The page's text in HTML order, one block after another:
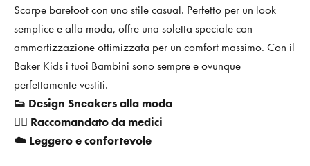
Scarpe barefoot con uno stile casual. Perfetto per un look
semplice e alla moda, offre una soletta speciale con
ammortizzazione ottimizzata per un comfort massimo. Con il
Baker Kids i tuoi Bambini sono sempre e ovunque
perfettamente vestiti.
👟 Design Sneakers alla moda
👨‍⚕️ Raccomandato da medici
☁️ Leggero e confortevole